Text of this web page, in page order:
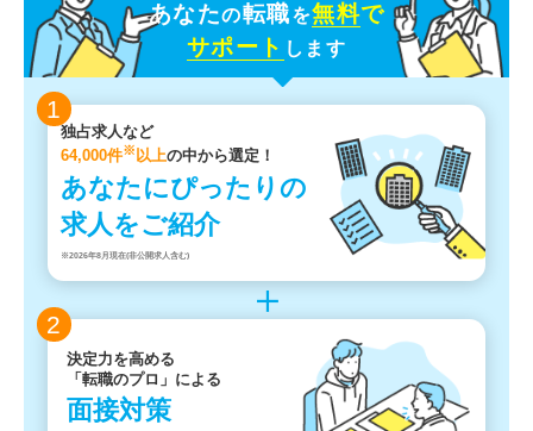
あなたの転職を無料で
サポート します
1
独占求人など
64,000件※以上の中から選定！
あなたにぴったりの
求人をご紹介
※2026年8月現在(非公開求人含む)
2
決定力を高める
「転職のプロ」による
面接対策